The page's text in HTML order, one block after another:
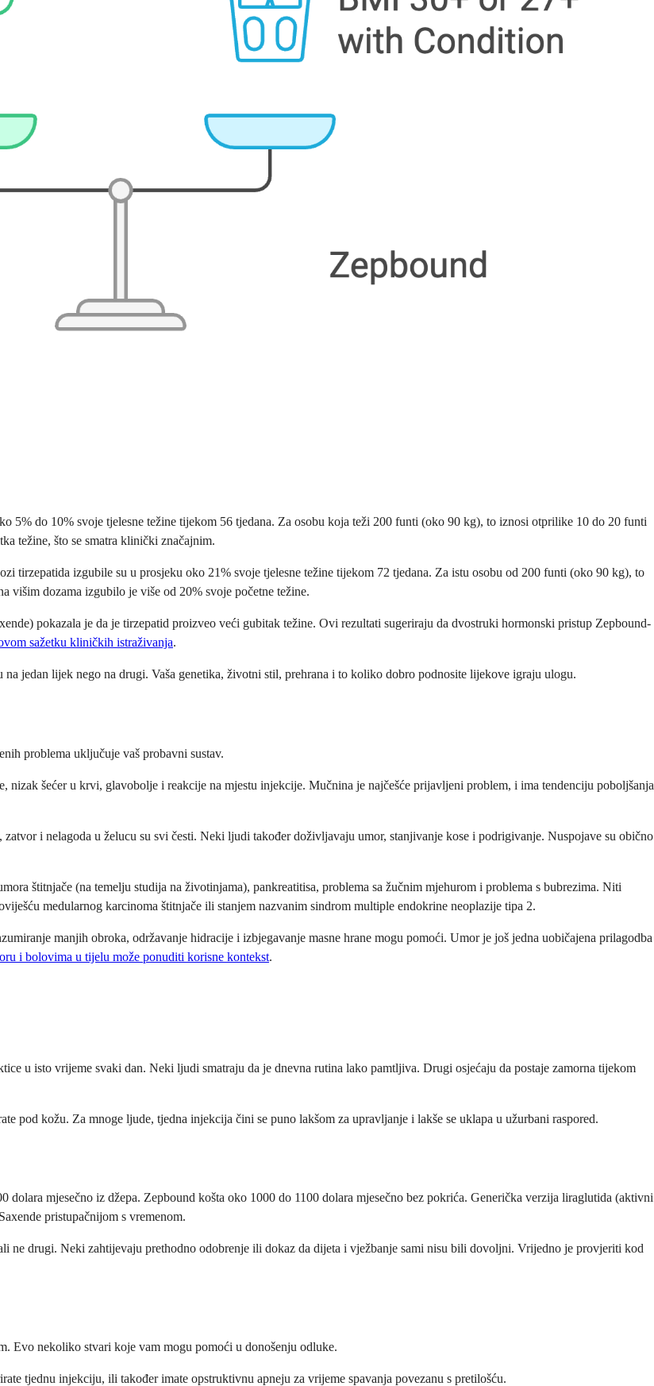
5% do 10% svoje tjelesne težine tijekom 56 tjedana. Za osobu koja teži 200 funti (oko 90 kg), to iznosi otprilike 10 do 20 funti
težine, što se smatra klinički značajnim.
tirzepatida izgubile su u prosjeku oko 21% svoje tjelesne težine tijekom 72 tjedana. Za istu osobu od 200 funti (oko 90 kg), to
dozama izgubilo je više od 20% svoje početne težine.
pokazala je da je tirzepatid proizveo veći gubitak težine. Ovi rezultati sugeriraju da dvostruki hormonski pristup Zepbound-
sažetku kliničkih istraživanja.
jedan lijek nego na drugi. Vaša genetika, životni stil, prehrana i to koliko dobro podnosite lijekove igraju ulogu.
problema uključuje vaš probavni sustav.
šećer u krvi, glavobolje i reakcije na mjestu injekcije. Mučnina je najčešće prijavljeni problem, i ima tendenciju poboljšanja
i nelagoda u želucu su svi česti. Neki ljudi također doživljavaju umor, stanjivanje kose i podrigivanje. Nuspojave su obično
štitnjače (na temelju studija na životinjama), pankreatitisa, problema sa žučnim mjehurom i problema s bubrezima. Niti
medularnog karcinoma štitnjače ili stanjem nazvanim sindrom multiple endokrine neoplazije tipa 2.
manjih obroka, održavanje hidracije i izbjegavanje masne hrane mogu pomoći. Umor je još jedna uobičajena prilagodba
i bolovima u tijelu može ponuditi korisne kontekst.
u isto vrijeme svaki dan. Neki ljudi smatraju da je dnevna rutina lako pamtljiva. Drugi osjećaju da postaje zamorna tijekom
pod kožu. Za mnoge ljude, tjedna injekcija čini se puno lakšom za upravljanje i lakše se uklapa u užurbani raspored.
mjesečno iz džepa. Zepbound košta oko 1000 do 1100 dolara mjesečno bez pokrića. Generička verzija liraglutida (aktivni
pristupačnijom s vremenom.
ne drugi. Neki zahtijevaju prethodno odobrenje ili dokaz da dijeta i vježbanje sami nisu bili dovoljni. Vrijedno je provjeriti kod
Evo nekoliko stvari koje vam mogu pomoći u donošenju odluke.
tjednu injekciju, ili također imate opstruktivnu apneju za vrijeme spavanja povezanu s pretilošću.